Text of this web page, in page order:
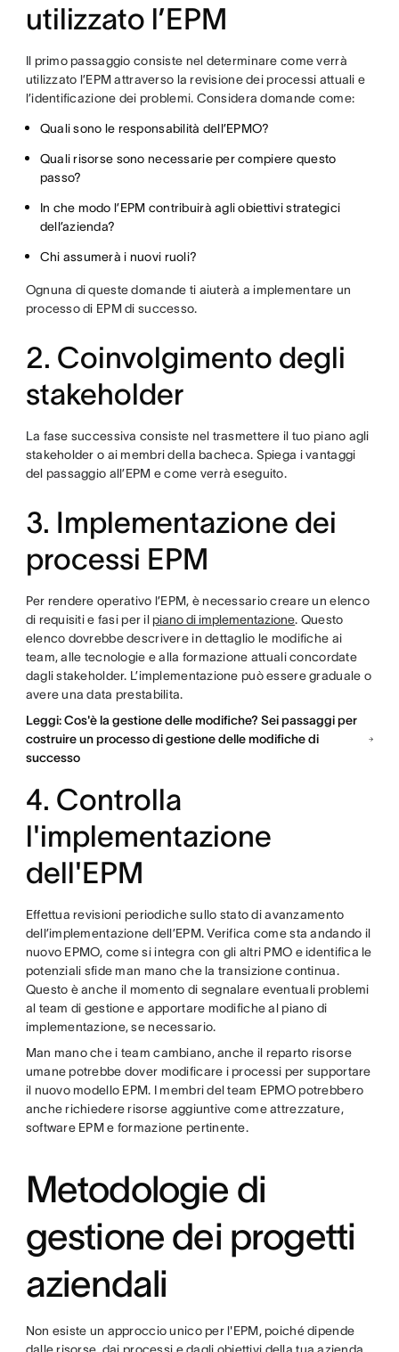
utilizzato l’EPM
Il primo passaggio consiste nel determinare come verrà
utilizzato l’EPM attraverso la revisione dei processi attuali e
l’identificazione dei problemi. Considera domande come:
Quali sono le responsabilità dell’EPMO?
Quali risorse sono necessarie per compiere questo
passo?
In che modo l’EPM contribuirà agli obiettivi strategici
dell’azienda?
Chi assumerà i nuovi ruoli?
Ognuna di queste domande ti aiuterà a implementare un
processo di EPM di successo.
2. Coinvolgimento degli
stakeholder
La fase successiva consiste nel trasmettere il tuo piano agli
stakeholder o ai membri della bacheca. Spiega i vantaggi
del passaggio all’EPM e come verrà eseguito.
3. Implementazione dei
processi EPM
Per rendere operativo l’EPM, è necessario creare un elenco
di requisiti e fasi per il piano di implementazione. Questo
elenco dovrebbe descrivere in dettaglio le modifiche ai
team, alle tecnologie e alla formazione attuali concordate
dagli stakeholder. L’implementazione può essere graduale o
avere una data prestabilita.
Leggi: Cos'è la gestione delle modifiche? Sei passaggi per
costruire un processo di gestione delle modifiche di
successo
4. Controlla
l'implementazione
dell'EPM
Effettua revisioni periodiche sullo stato di avanzamento
dell’implementazione dell’EPM. Verifica come sta andando il
nuovo EPMO, come si integra con gli altri PMO e identifica le
potenziali sfide man mano che la transizione continua.
Questo è anche il momento di segnalare eventuali problemi
al team di gestione e apportare modifiche al piano di
implementazione, se necessario.
Man mano che i team cambiano, anche il reparto risorse
umane potrebbe dover modificare i processi per supportare
il nuovo modello EPM. I membri del team EPMO potrebbero
anche richiedere risorse aggiuntive come attrezzature,
software EPM e formazione pertinente.
Metodologie di
gestione dei progetti
aziendali
Non esiste un approccio unico per l'EPM, poiché dipende